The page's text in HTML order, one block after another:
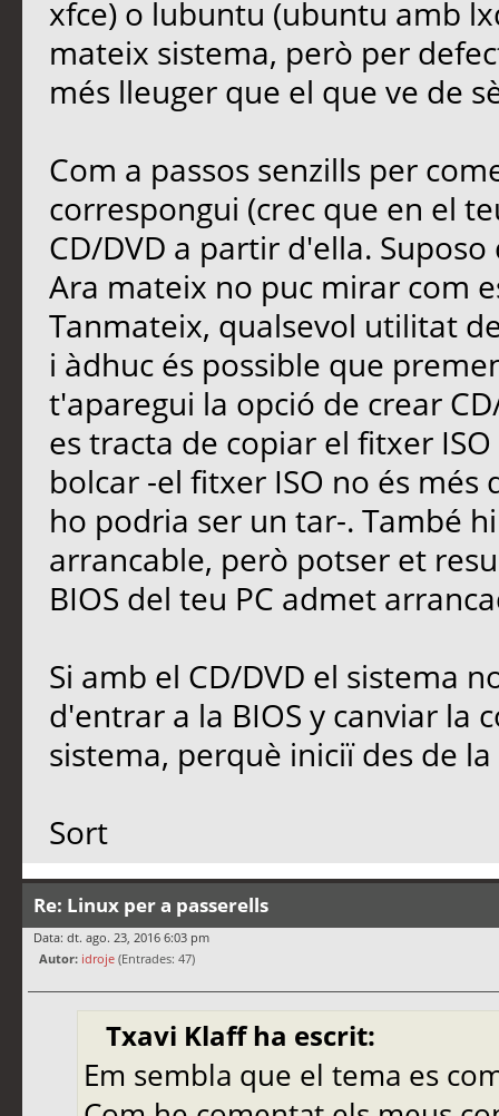
xfce) o lubuntu (ubuntu amb
mateix sistema, però per
més lleuger que el que ve de
Com a passos senzills per
correspongui (crec que en el
CD/DVD a partir d'ella.
Ara mateix no puc mirar com
Tanmateix, qualsevol utilitat
i àdhuc és possible que
t'aparegui la opció de crear
es tracta de copiar el fitxer
bolcar -el fitxer ISO no és
ho podria ser un tar-. També
arrancable, però potser et
BIOS del teu PC admet
Si amb el CD/DVD el sistema
d'entrar a la BIOS y canviar la
sistema, perquè iniciï des de
Sort
Re: Linux per a passerells
Data: dt. ago. 23, 2016 6:03 pm
Autor: idroje (Entrades: 47)
Txavi Klaff ha escrit:
Em sembla que el tema es